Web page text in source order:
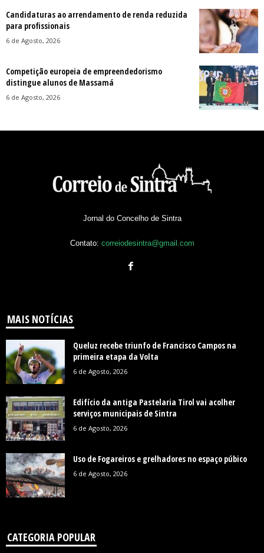
Candidaturas ao arrendamento de renda reduzida
para profissionais
6 de Agosto, 2026
Competição europeia de empreendedorismo
distingue alunos de Massamá
6 de Agosto, 2026
Jornal do Concelho de Sintra
Contato: correiodesintra@gmail.com
MAIS NOTÍCIAS
Queluz recebe triunfo de Francisco Campos na
primeira etapa da Volta
6 de Agosto, 2026
Edifício da antiga Pastelaria Tirol vai acolher
serviços municipais de Sintra
6 de Agosto, 2026
Uso de Fogareiros e grelhadores no espaço púbico
6 de Agosto, 2026
CATEGORIA POPULAR